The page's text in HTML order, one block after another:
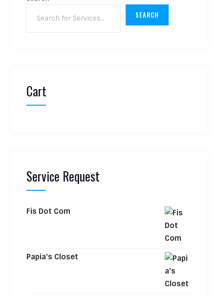
SEARCH
Cart
Service Request
Fis Dot Com
Papia's Closet